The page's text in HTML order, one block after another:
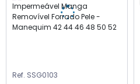
Ref. SSG0103